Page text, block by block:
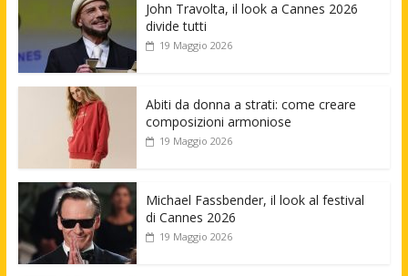
John Travolta, il look a Cannes 2026
divide tutti
19 Maggio 2026
Abiti da donna a strati: come creare
composizioni armoniose
19 Maggio 2026
Michael Fassbender, il look al festival
di Cannes 2026
19 Maggio 2026